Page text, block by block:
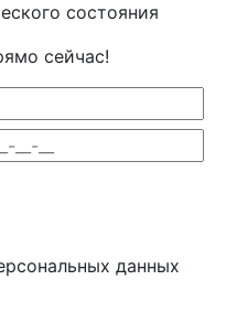
состояния
сейчас!
данных